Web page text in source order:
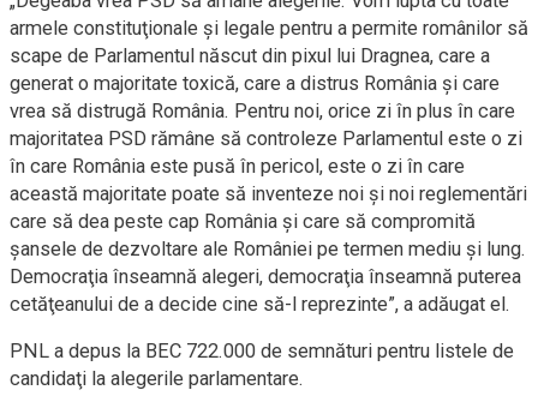
armele constituţionale şi legale pentru a permite românilor să
scape de Parlamentul născut din pixul lui Dragnea, care a
generat o majoritate toxică, care a distrus România şi care
vrea să distrugă România. Pentru noi, orice zi în plus în care
majoritatea PSD rămâne să controleze Parlamentul este o zi
în care România este pusă în pericol, este o zi în care
această majoritate poate să inventeze noi şi noi reglementări
care să dea peste cap România şi care să compromită
şansele de dezvoltare ale României pe termen mediu şi lung.
Democraţia înseamnă alegeri, democraţia înseamnă puterea
cetăţeanului de a decide cine să-l reprezinte”, a adăugat el.
PNL a depus la BEC 722.000 de semnături pentru listele de
candidaţi la alegerile parlamentare.